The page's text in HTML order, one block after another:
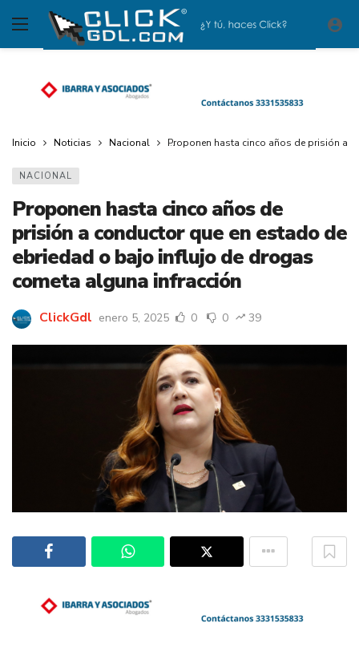
Inicio Noticias Nacional Proponen hasta cinco años de prisión a
NACIONAL
Proponen hasta cinco años de
prisión a conductor que en estado de
ebriedad o bajo influjo de drogas
cometa alguna infracción
ClickGdl enero 5, 2025 0 0 39